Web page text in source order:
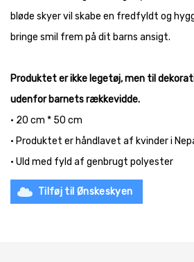
bløde skyer vil skabe en fredfyldt og
bringe smil frem på dit barns ansigt.
Produktet er ikke legetøj, men til
udenfor barnets rækkevidde.
• 20 cm * 50 cm
• Produktet er håndlavet af kvinder i
• Uld med fyld af genbrugt polyester
Tilføj til Ønskeskyen